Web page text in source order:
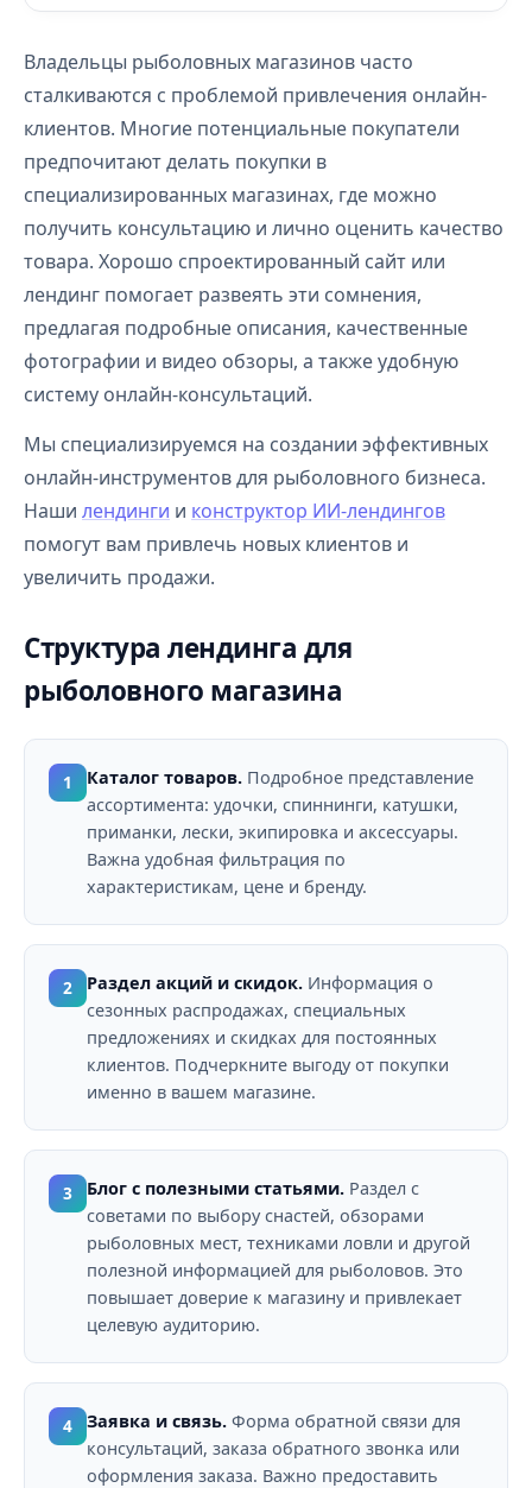
Владельцы рыболовных магазинов часто
сталкиваются с проблемой привлечения онлайн-
клиентов. Многие потенциальные покупатели
предпочитают делать покупки в
специализированных магазинах, где можно
получить консультацию и лично оценить качество
товара. Хорошо спроектированный сайт или
лендинг помогает развеять эти сомнения,
предлагая подробные описания, качественные
фотографии и видео обзоры, а также удобную
систему онлайн-консультаций.
Мы специализируемся на создании эффективных
онлайн-инструментов для рыболовного бизнеса.
Наши лендинги и конструктор ИИ-лендингов
помогут вам привлечь новых клиентов и
увеличить продажи.
Структура лендинга для
рыболовного магазина
1 Каталог товаров. Подробное представление
ассортимента: удочки, спиннинги, катушки,
приманки, лески, экипировка и аксессуары.
Важна удобная фильтрация по
характеристикам, цене и бренду.
2 Раздел акций и скидок. Информация о
сезонных распродажах, специальных
предложениях и скидках для постоянных
клиентов. Подчеркните выгоду от покупки
именно в вашем магазине.
3 Блог с полезными статьями. Раздел с
советами по выбору снастей, обзорами
рыболовных мест, техниками ловли и другой
полезной информацией для рыболовов. Это
повышает доверие к магазину и привлекает
целевую аудиторию.
4 Заявка и связь. Форма обратной связи для
консультаций, заказа обратного звонка или
оформления заказа. Важно предоставить